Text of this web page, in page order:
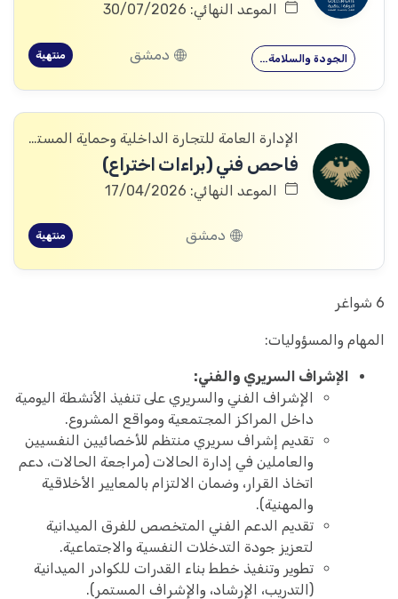
الموعد النهائي: 30/07/2026
الجودة والسلامة… دمشق منتهية
الإدارة العامة للتجارة الداخلية وحماية المستهلك
فاحص فني (براءات اختراع)
الموعد النهائي: 17/04/2026
دمشق منتهية
6 شواغر
المهام والمسؤوليات:
الإشراف السريري والفني:
الإشراف الفني والسريري على تنفيذ الأنشطة اليومية
داخل المراكز المجتمعية ومواقع المشروع.
تقديم إشراف سريري منتظم للأخصائيين النفسيين
والعاملين في إدارة الحالات (مراجعة الحالات، دعم
اتخاذ القرار، وضمان الالتزام بالمعايير الأخلاقية
والمهنية).
تقديم الدعم الفني المتخصص للفرق الميدانية
لتعزيز جودة التدخلات النفسية والاجتماعية.
تطوير وتنفيذ خطط بناء القدرات للكوادر الميدانية
(التدريب، الإرشاد، والإشراف المستمر).